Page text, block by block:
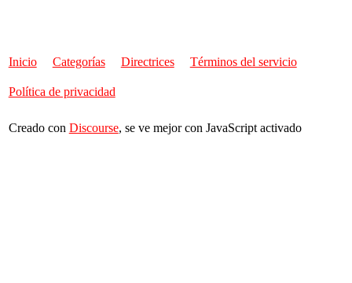
Inicio Categorías Directrices Términos del servicio
Política de privacidad
Creado con Discourse, se ve mejor con JavaScript activado